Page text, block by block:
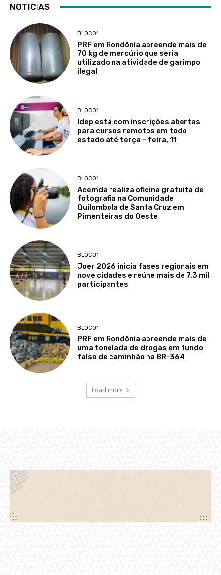
NOTICIAS
BLOCO1
PRF em Rondônia apreende mais de
70 kg de mercúrio que seria
utilizado na atividade de garimpo
ilegal
BLOCO1
Idep está com inscrições abertas
para cursos remotos em todo
estado até terça – feira, 11
BLOCO1
Acemda realiza oficina gratuita de
fotografia na Comunidade
Quilombola de Santa Cruz em
Pimenteiras do Oeste
BLOCO1
Joer 2026 inicia fases regionais em
nove cidades e reúne mais de 7,3 mil
participantes
BLOCO1
PRF em Rondônia apreende mais de
uma tonelada de drogas em fundo
falso de caminhão na BR-364
Load more